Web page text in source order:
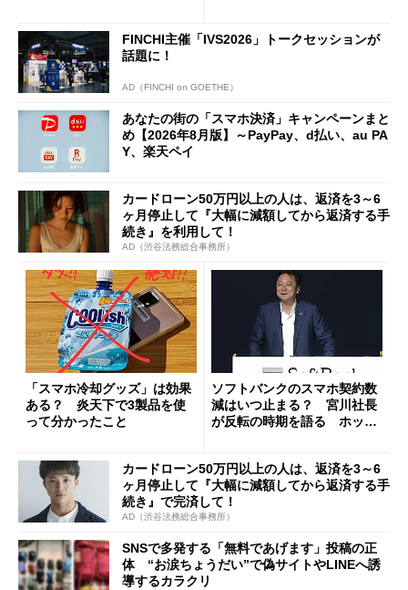
FINCHI主催「IVS2026」トークセッションが
話題に！
AD（FINCHI on GOETHE）
あなたの街の「スマホ決済」キャンペーンまと
め【2026年8月版】～PayPay、d払い、au PA
Y、楽天ペイ
カードローン50万円以上の人は、返済を3～6
ヶ月停止して『大幅に減額してから返済する手
続き』を利用して！
AD（渋谷法務総合事務所）
「スマホ冷却グッズ」は効果
ある？ 炎天下で3製品を使
って分かったこと
ソフトバンクのスマホ契約数
減はいつ止まる？ 宮川社長
が反転の時期を語る ホッピ
カードローン50万円以上の人は、返済を3～6
ヶ月停止して『大幅に減額してから返済する手
続き』で完済して！
AD（渋谷法務総合事務所）
SNSで多発する「無料であげます」投稿の正
体 “お涙ちょうだい”で偽サイトやLINEへ誘
導するカラクリ